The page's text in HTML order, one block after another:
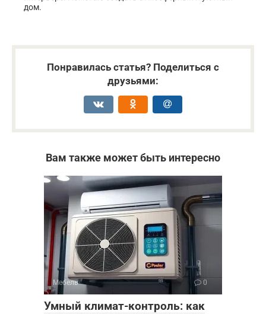
дом.
Понравилась статья? Поделиться с
друзьями:
Вам также может быть интересно
Мебель 0
Умный климат-контроль: как